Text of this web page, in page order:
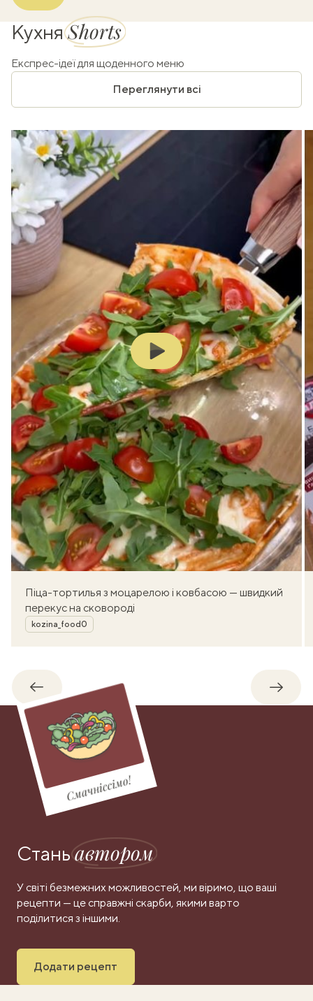
КухняShorts
Експрес-ідеї для щоденного меню
Переглянути всі
Play
Піца-тортилья з моцарелою і ковбасою — швидкий
перекус на сковороді
Автор
kozina_food0
Назад
Смачніссімо!
Станьавтором
У світі безмежних можливостей, ми віримо, що ваші
рецепти — це справжні скарби, якими варто
поділитися з іншими.
Додати рецепт